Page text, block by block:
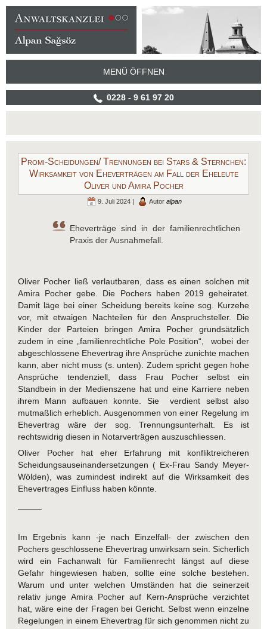
MENÜ ÖFFNEN
0228 - 9 61 97 20
Promi-Scheidungen/ Trennungen bei Stars & Sternchen:
Wirksamkeit von Eheverträgen am Fall der Eheleute
Oliver und Amira Pocher
9. Juli 2024 | Autor alpan
Eheverträge sind in der familienrechtlichen
Praxis der Ausnahmefall.
Oliver Pocher ließ verlautbaren, dass es einen solchen mit
Amira Pocher gebe. Die Pochers haben 2019 geheiratet.
Damit läge bei einer Scheidung bereits keine sog. Kurzehe
vor, mit etwaigen Nachteilen für den Anspruchsteller. Die
Kinder der Parteien bringen Amira Pocher grundsätzlich
zudem in eine „familienrechtliche Pole Position“, wobei der
abgeschlossene Ehevertrag ihre Ansprüche zunichte machen
kann, aber nicht muss (s. unten). Zudem spricht gegen hohe
Ansprüche tendenziell, dass Frau Pocher selbst ein
Standbein in der Medienszene hat und eine Karriere neben
ihrem Mann aufbauen konnte. Sie verdient selbst also
mutmaßlich erheblich. Ausgenommen von einer Regelung im
Ehevertrag wäre der sog. Trennungsunterhalt. Es ist
rechtswidrig diesen in Notarverträgen auszuschliessen.
Oliver Pocher hat eher Erfahrung mit konfliktreicheren
Scheidungsauseinandersetzungen ( Ex-Frau Sandy Meyer-
Wölden), was zumindest indirekt auf die Wirksamkeit des
Ehevertrages Einfluss haben könnte.
Im Ergebnis kann -je nach Einzelfall- der zwischen den
Pochers geschlossene Ehevertrag unwirksam sein. Sicherlich
wird ein Fachanwalt für Familienrecht längst auf diese
Gefahr hingewiesen haben, sollte eine solche bestehen.
Warum und unter welchen Umständen hat die seinerzeit
relativ junge Amira Pocher auf Kern-Ansprüche verzichtet
hat, wäre eine der Fragen bei Gericht. Selbst wenn einzelne
Regelungen in einem Ehevertrag für sich genommen nicht zu